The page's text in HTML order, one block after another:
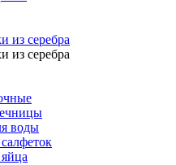
из серебра
из серебра
воды